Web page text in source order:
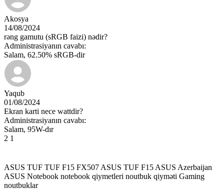
Akosya
14/08/2024
rəng gamutu (sRGB faizi) nədir?
Administrasiyanın cavabı:
Salam, 62.50% sRGB-dir
Yaqub
01/08/2024
Ekran karti nece wattdir?
Administrasiyanın cavabı:
Salam, 95W-dır
2 1
ASUS TUF TUF F15 FX507 ASUS TUF F15 ASUS Azerbaijan
ASUS Notebook notebook qiymetleri noutbuk qiyməti Gaming
noutbuklar